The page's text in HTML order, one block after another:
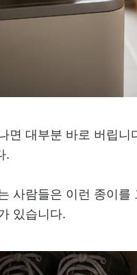
면 대부분 바로 버립
.
사람들은 이런 종이
있습니다.